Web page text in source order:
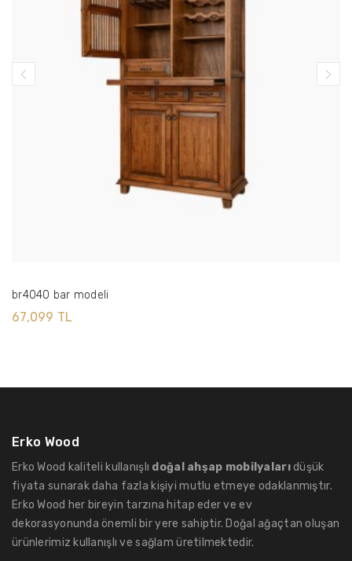
br4040 bar modeli
67,099 TL
Erko Wood
Erko Wood kaliteli kullanışlı doğal ahşap mobilyalarıdüşük
fiyata sunarak daha fazla kişiyi mutlu etmeye odaklanmıştır.
Erko Wood her bireyin tarzına hitap eder ve ev
dekorasyonunda önemli bir yere sahiptir. Doğal ağaçtan oluşan
ürünlerimiz kullanışlı ve sağlam üretilmektedir.